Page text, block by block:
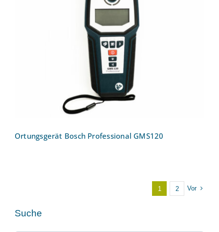
Ortungsgerät Bosch Professional
GMS120
Ortungsgerät Bosch Professional GMS120
1 2 Vor
Suche